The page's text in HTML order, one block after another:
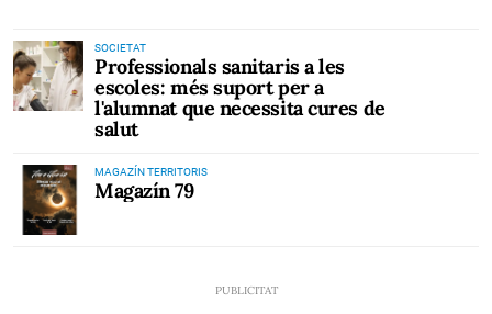
SOCIETAT
Professionals sanitaris a les
escoles: més suport per a
l'alumnat que necessita cures de
salut
MAGAZÍN TERRITORIS
Magazín 79